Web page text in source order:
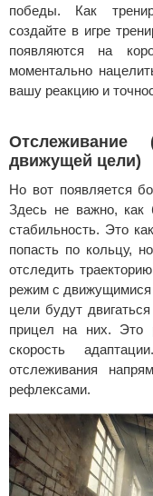
победы.
Как
создайте в игре
появляются на
моментально
вашу реакцию и
Отслеживание
движущей цели)
Но вот появляется
Здесь не важно,
стабильность. Это
попасть по кольцу,
отследить
режим с движущимися
цели будут
прицел на них. Это
скорость
отслеживания
рефлексами.